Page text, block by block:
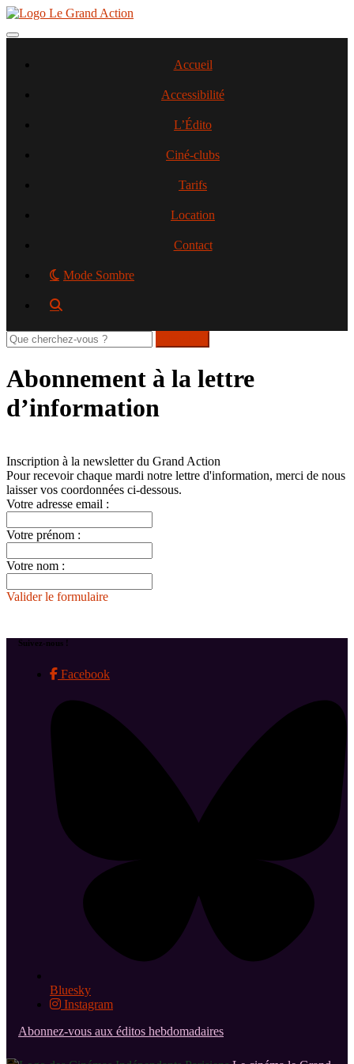
Aller
contenu
Toggle navigation
Accueil
Accessibilité
L’Édito
Ciné-clubs
Tarifs
Location
Contact
Mode Sombre
Rechercher
sur
site
Abonnement à la lettre
d’information
Inscription à la newsletter du Grand Action
Pour recevoir chaque mardi notre lettre d'information, merci de nous
laisser vos coordonnées ci-dessous.
Votre adresse email :
Votre prénom :
Votre nom :
Valider le formulaire
Suivez-nous !
Facebook
Bluesky
Instagram
Abonnez-vous aux éditos hebdomadaires